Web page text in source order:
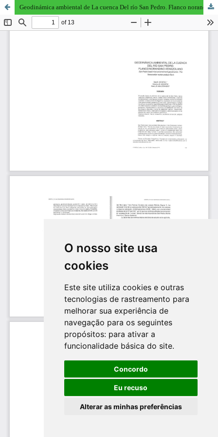
O nosso site usa
cookies
Este site utiliza cookies e outras
tecnologias de rastreamento para
melhorar sua experiência de
navegação para os seguintes
propósitos: para ativar a
funcionalidade básica do site.
Concordo
Eu recuso
Alterar as minhas preferências
Geodinámica ambiental de La cuenca Del río San Pedro. Flanco norandino venezolano